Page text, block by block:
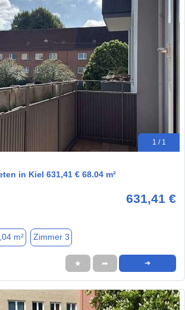
1 / 1
in Kiel 631,41 € 68.04 m²
631,41 €
m² Zimmer 3
★ ➦ ➜